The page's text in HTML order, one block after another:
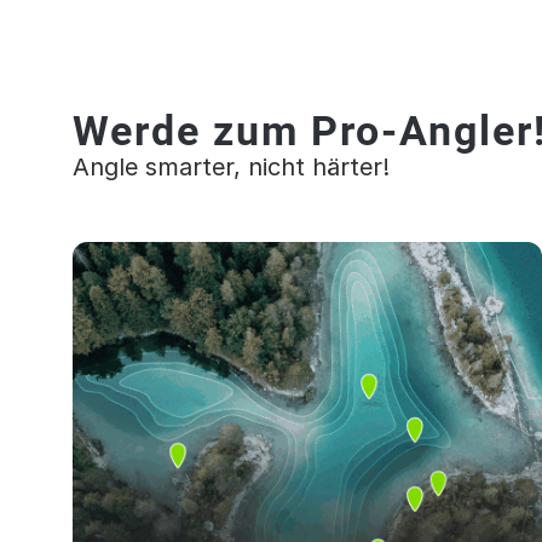
Werde zum Pro-
Angle smarter, nicht härter!